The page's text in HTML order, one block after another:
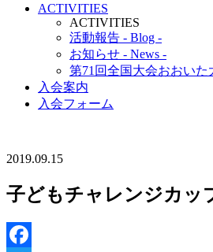
ACTIVITIES
ACTIVITIES
活動報告 - Blog -
お知らせ - News -
第71回全国大会おおいた
入会案内
入会フォーム
2019.09.15
子どもチャレンジカッ